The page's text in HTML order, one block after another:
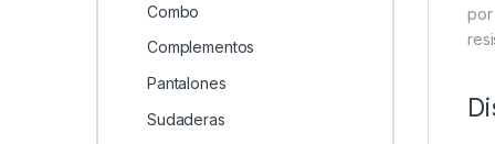
por
Combo
Complementos
Pantalones
Sudaderas